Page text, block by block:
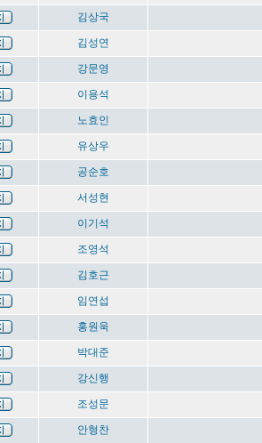
김상국
김성연
강문영
이용석
노효인
유상우
공순호
서성현
이기석
조영석
김호근
임연섭
홍원욱
박대준
강신행
조성문
안형찬